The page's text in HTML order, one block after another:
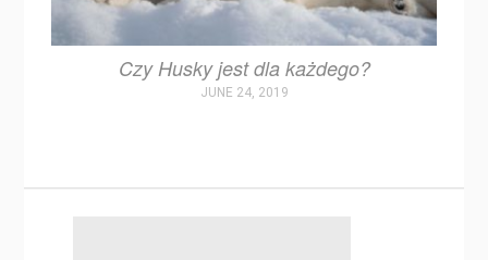
Czy Husky jest dla każdego?
JUNE 24, 2019